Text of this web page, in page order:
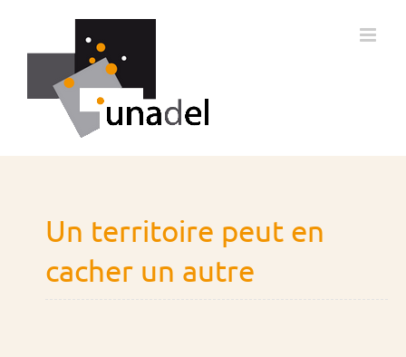
contenu
Un territoire peut en
cacher un autre